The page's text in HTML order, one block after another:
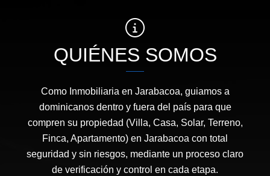
QUIÉNES SOMOS
Como Inmobiliaria en Jarabacoa, guiamos a
dominicanos dentro y fuera del país para que
compren su propiedad (Villa, Casa, Solar, Terreno,
Finca, Apartamento) en Jarabacoa con total
seguridad y sin riesgos, mediante un proceso claro
de verificación y control en cada etapa.